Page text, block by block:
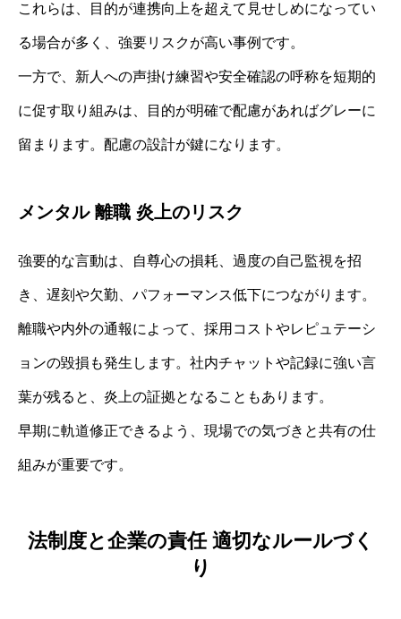
これらは、目的が連携向上を超えて見せしめになってい
る場合が多く、強要リスクが高い事例です。
一方で、新人への声掛け練習や安全確認の呼称を短期的
に促す取り組みは、目的が明確で配慮があればグレーに
留まります。配慮の設計が鍵になります。
メンタル 離職 炎上のリスク
強要的な言動は、自尊心の損耗、過度の自己監視を招
き、遅刻や欠勤、パフォーマンス低下につながります。
離職や内外の通報によって、採用コストやレピュテーシ
ョンの毀損も発生します。社内チャットや記録に強い言
葉が残ると、炎上の証拠となることもあります。
早期に軌道修正できるよう、現場での気づきと共有の仕
組みが重要です。
法制度と企業の責任 適切なルールづく
り